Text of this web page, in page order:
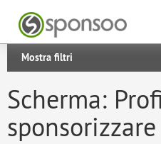
Mostra filtri
Scherma:
sponsorizzare